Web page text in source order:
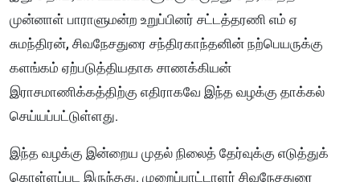
முன்னாள் பாராளுமன்ற உறுப்பினர் சட்டத்தரணி எம் ஏ
சுமந்திரன், சிவநேசதுரை சந்திரகாந்தனின் நற்பெயருக்கு
களங்கம் ஏற்படுத்தியதாக சாணக்கியன்
இராசமாணிக்கத்திற்கு எதிராகவே இந்த வழக்கு தாக்கல்
செய்யப்பட்டுள்ளது.
இந்த வழக்கு இன்றைய முதல் நிலைத் தேர்வுக்கு எடுத்துக்
கொள்ளப்பட இருந்தது. முறைப்பாட்டாளர் சிவநேசதுரை